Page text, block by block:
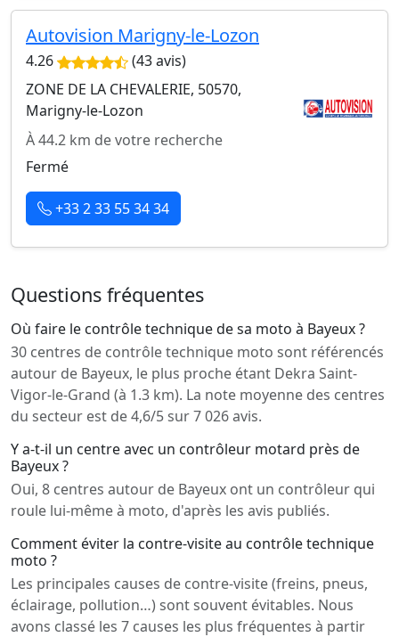
Autovision Marigny-le-Lozon
4.26
(43 avis)
ZONE DE LA CHEVALERIE, 50570,
Marigny-le-Lozon
À 44.2 km de votre recherche
Fermé
+33 2 33 55 34 34
Questions fréquentes
Où faire le contrôle technique de sa moto à Bayeux ?
30 centres de contrôle technique moto sont référencés
autour de Bayeux, le plus proche étant Dekra Saint-
Vigor-le-Grand (à 1.3 km). La note moyenne des centres
du secteur est de 4,6/5 sur 7 026 avis.
Y a-t-il un centre avec un contrôleur motard près de
Bayeux ?
Oui, 8 centres autour de Bayeux ont un contrôleur qui
roule lui-même à moto, d'après les avis publiés.
Comment éviter la contre-visite au contrôle technique
moto ?
Les principales causes de contre-visite (freins, pneus,
éclairage, pollution…) sont souvent évitables. Nous
avons classé les 7 causes les plus fréquentes à partir